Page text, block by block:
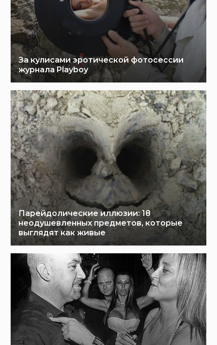
За кулисами эротической фотосессии
журнала Playboy
Парейдолические иллюзии: 18
неодушевленных предметов, которые
выглядят как живые